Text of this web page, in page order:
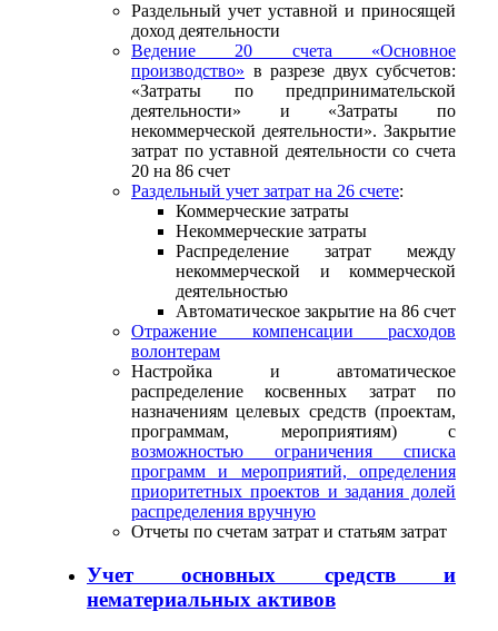
Раздельный учет уставной и приносящей
доход деятельности
Ведение 20 счета «Основное
производство» в разрезе двух субсчетов:
«Затраты по предпринимательской
деятельности» и «Затраты по
некоммерческой деятельности». Закрытие
затрат по уставной деятельности со счета
20 на 86 счет
Раздельный учет затрат на 26 счете:
Коммерческие затраты
Некоммерческие затраты
Распределение затрат между
некоммерческой и коммерческой
деятельностью
Автоматическое закрытие на 86 счет
Отражение компенсации расходов
волонтерам
Настройка и автоматическое
распределение косвенных затрат по
назначениям целевых средств (проектам,
программам, мероприятиям) с
возможностью ограничения списка
программ и мероприятий, определения
приоритетных проектов и задания долей
распределения вручную
Отчеты по счетам затрат и статьям затрат
Учет основных средств и
нематериальных активов